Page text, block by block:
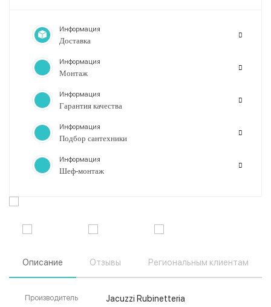
Информация
Доставка
Информация
Монтаж
Информация
Гарантия качества
Информация
Подбор сантехники
Информация
Шеф-монтаж
Описание Отзывы Региональным клиентам
Производитель Jacuzzi Rubinetteria